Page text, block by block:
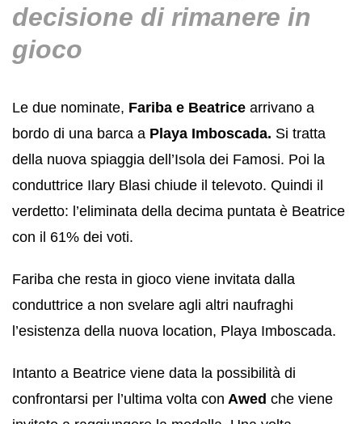
decisione di rimanere in
gioco
Le due nominate, Fariba e Beatrice arrivano a
bordo di una barca a Playa Imboscada. Si tratta
della nuova spiaggia dell’Isola dei Famosi. Poi la
conduttrice Ilary Blasi chiude il televoto. Quindi il
verdetto: l’eliminata della decima puntata è Beatrice
con il 61% dei voti.
Fariba che resta in gioco viene invitata dalla
conduttrice a non svelare agli altri naufraghi
l’esistenza della nuova location, Playa Imboscada.
Intanto a Beatrice viene data la possibilità di
confrontarsi per l’ultima volta con Awed che viene